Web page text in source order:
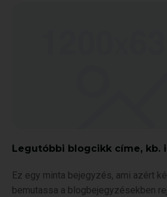
Legutóbbi blogcikk címe, kb.
Ez egy minta bejegyzés, ami azért
bemutassa a blogbejegyzésekben